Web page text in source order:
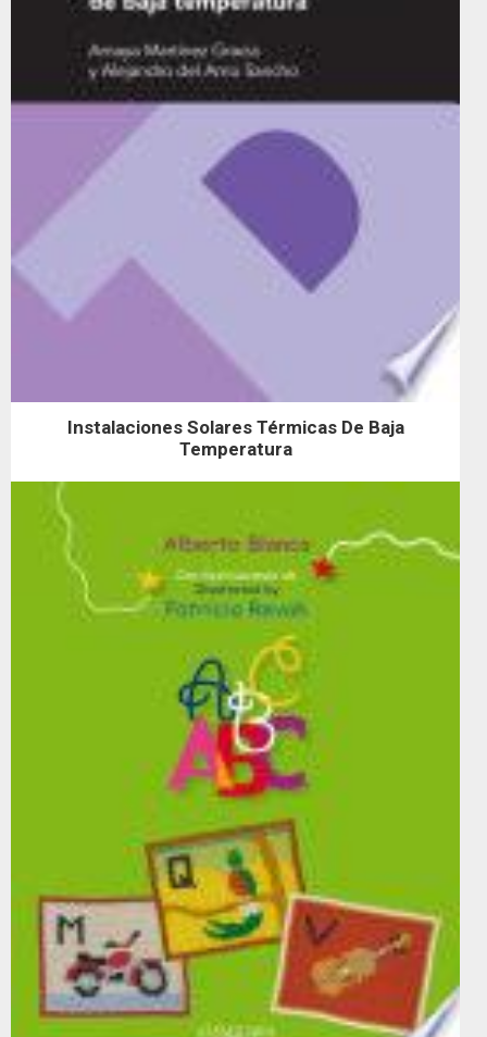
Instalaciones Solares Térmicas De Baja
Temperatura